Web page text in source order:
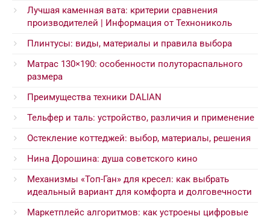
Лучшая каменная вата: критерии сравнения
производителей | Информация от Технониколь
Плинтусы: виды, материалы и правила выбора
Матрас 130×190: особенности полутораспального
размера
Преимущества техники DALIAN
Тельфер и таль: устройство, различия и применение
Остекление коттеджей: выбор, материалы, решения
Нина Дорошина: душа советского кино
Механизмы «Топ-Ган» для кресел: как выбрать
идеальный вариант для комфорта и долговечности
Маркетплейс алгоритмов: как устроены цифровые